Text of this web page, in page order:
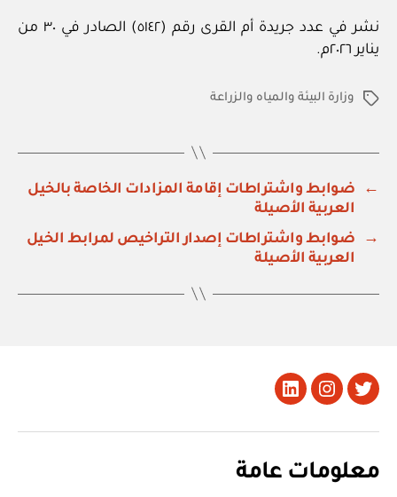
نشر في عدد جريدة أم القرى رقم (٥١٤٢) الصادر في ٣٠ من
يناير ٢٠٢٦م.
الوسوموزارة البيئة والمياه والزراعة
←
ضوابط واشتراطات إقامة المزادات الخاصة بالخيل
العربية الأصيلة
→
ضوابط واشتراطات إصدار التراخيص لمرابط الخيل
العربية الأصيلة
تويتر Instagram
LinkedIn
معلومات عامة